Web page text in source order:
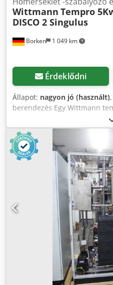
Borken 1 049 km
Wittmann Tempro
DISCO 2 Singulus
Érdeklődni
Állapot: nagyon jó (használt)
berendezés Egy Wittmann
kínálunk. Wittmann
3x415V 50/60Hz 16A 5kW
Állapot: használt Szállítási
műszaki adatokban,
tévedések fenntartva!)
megválaszoljuk telefonon.